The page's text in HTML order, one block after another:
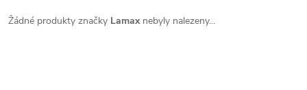
Žádné produkty značky Lamaxnebyly nalezeny...